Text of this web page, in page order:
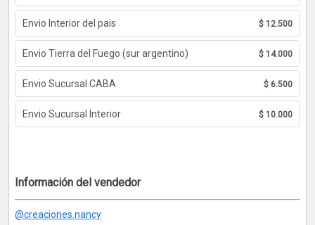
Envio Interior del pais $ 12.500
Envio Tierra del Fuego (sur argentino) $ 14.000
Envio Sucursal CABA $ 6.500
Envio Sucursal Interior $ 10.000
Información del vendedor
@creaciones.nancy